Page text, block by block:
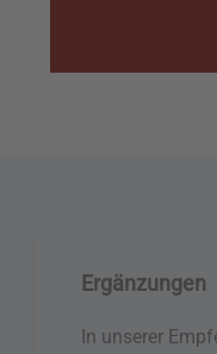
Ergänzungen
In unserer